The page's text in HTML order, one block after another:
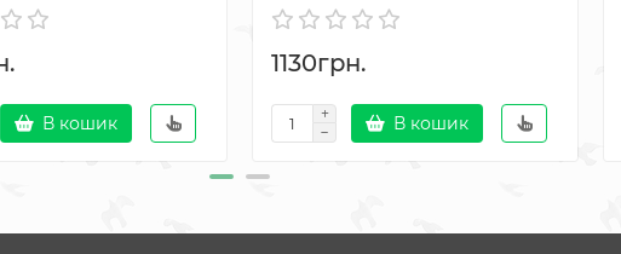
В кошик
1130грн.
В кошик